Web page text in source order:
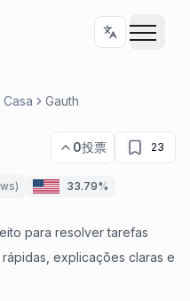
Gauth
0投票 23
) 33.79%
para resolver tarefas
explicações claras e